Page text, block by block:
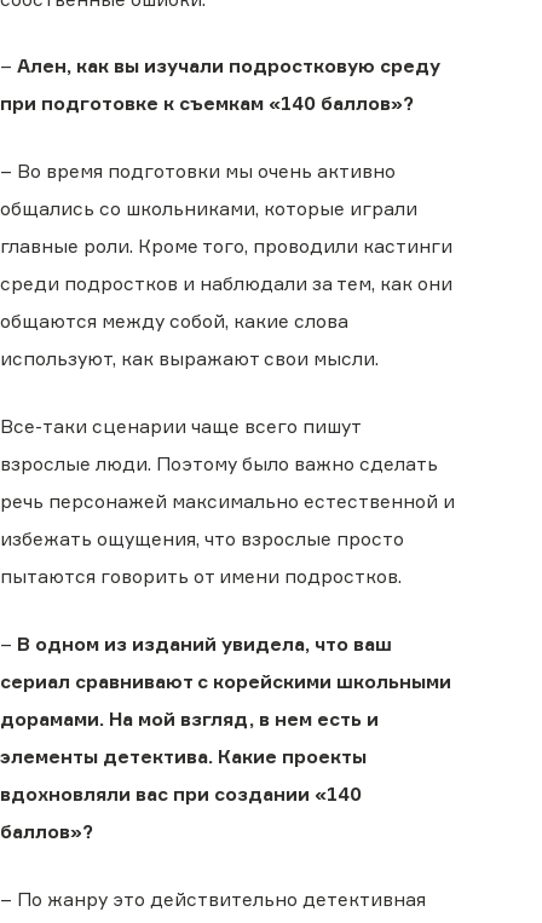
– Ален, как вы изучали подростковую среду
при подготовке к съемкам «140 баллов»?
– Во время подготовки мы очень активно
общались со школьниками, которые играли
главные роли. Кроме того, проводили кастинги
среди подростков и наблюдали за тем, как они
общаются между собой, какие слова
используют, как выражают свои мысли.
Все-таки сценарии чаще всего пишут
взрослые люди. Поэтому было важно сделать
речь персонажей максимально естественной и
избежать ощущения, что взрослые просто
пытаются говорить от имени подростков.
– В одном из изданий увидела, что ваш
сериал сравнивают с корейскими школьными
дорамами. На мой взгляд, в нем есть и
элементы детектива. Какие проекты
вдохновляли вас при создании «140
баллов»?
– По жанру это действительно детективная